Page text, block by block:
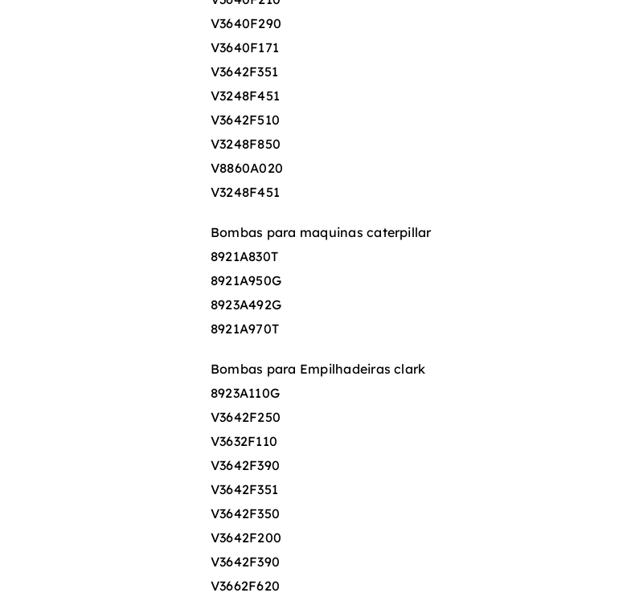
V3640F290
V3640F171
V3642F351
V3248F451
V3642F510
V3248F850
V8860A020
V3248F451
Bombas para maquinas caterpillar
8921A830T
8921A950G
8923A492G
8921A970T
Bombas para Empilhadeiras clark
8923A110G
V3642F250
V3632F110
V3642F390
V3642F351
V3642F350
V3642F200
V3642F390
V3662F620